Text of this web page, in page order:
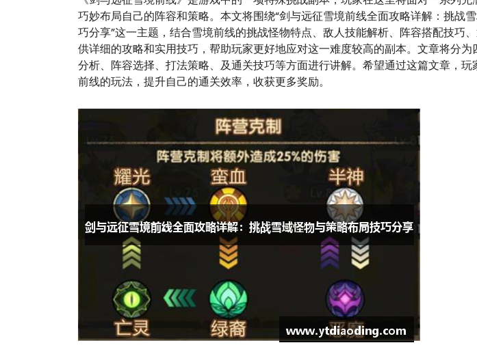
巧妙布局自己的阵容和策略。本文将围绕“剑与远征雪境前线全面攻略详解：挑战
巧分享”这一主题，结合雪境前线的挑战怪物特点、敌人技能解析、阵容搭配技巧
供详细的攻略和实用技巧，帮助玩家更好地应对这一难度较高的副本。文章将分为
分析、阵容选择、打法策略、及通关技巧等方面进行讲解。希望通过这篇文章，
前线的玩法，提升自己的通关效率，收获更多奖励。